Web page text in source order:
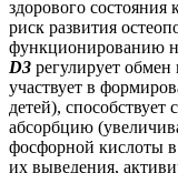
здорового
риск развития
функционированию
D3 регулирует
участвует в
детей),
абсорбцию
фосфорной кислоты
их выведения,